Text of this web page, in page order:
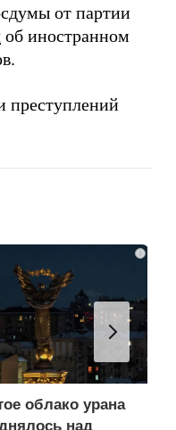
от партии
об иностранном
преступлений
i
облако урана
над